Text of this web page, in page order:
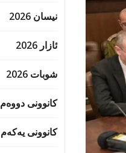
نیسان 2026
ئازار 2026
شوبات 2026
کانوونی دووەم 2026
کانوونی یەکەم 2025